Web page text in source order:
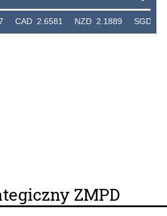
2.6581 NZD 2.1889 SGD
ZMPD